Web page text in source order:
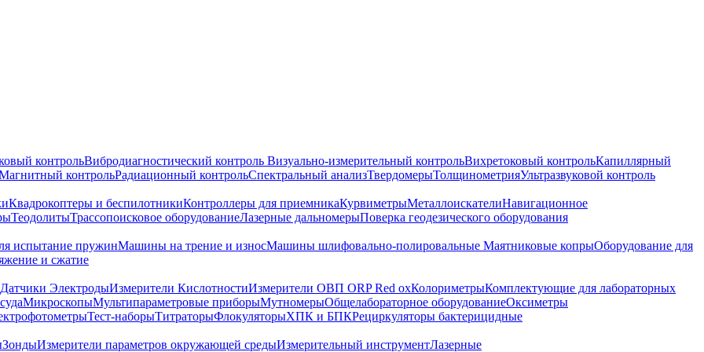
контрольВибродиагностический контроль Визуально-измерительный контрольВихретоковый контрольКапиллярный
контрольРадиационный контрольСпектральный анализТвердомерыТолщинометрияУльтразвуковой контроль
Квадрокоптеры и беспилотникиКонтроллеры для приемникаКурвиметрыМеталлоискателиНавигационное
ТеодолитыТрассопоисковое оборудованиеЛазерные дальномерыПоверка геодезического оборудования
испытание пружинМашины на трение и износМашины шлифовально-полировальные Маятниковые копрыОборудование для
и сжатие
Датчики ЭлектродыИзмерители КислотностиИзмерители ОВП ORP Red oxКолориметрыКомплектующие для лабораторных
МикроскопыМультипараметровые приборыМутномерыОбщелабораторное оборудованиеОксиметры
Тест-наборыТитраторыФлокуляторыХПК и БПКРециркуляторы бактерицидные
ЗондыИзмерители параметров окружающей средыИзмерительный инструментЛазерные